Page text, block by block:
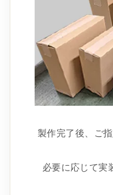
製作完了後、ご
必要に応じて実